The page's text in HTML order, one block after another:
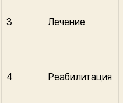
3 Лечение
4 Реабилитация